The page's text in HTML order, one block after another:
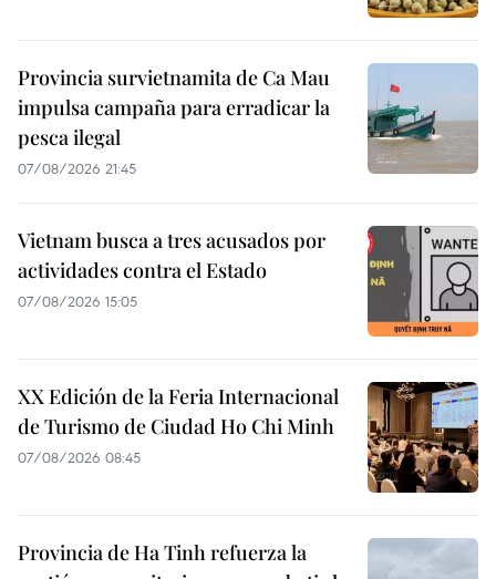
Provincia survietnamita de Ca Mau
impulsa campaña para erradicar la
pesca ilegal
07/08/2026 21:45
Vietnam busca a tres acusados por
actividades contra el Estado
07/08/2026 15:05
XX Edición de la Feria Internacional
de Turismo de Ciudad Ho Chi Minh
07/08/2026 08:45
Provincia de Ha Tinh refuerza la